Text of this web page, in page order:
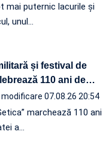
puternic lacurile și
unul…
și festival de
110 ani de…
07.08.26 20:54
marchează 110 ani
a…